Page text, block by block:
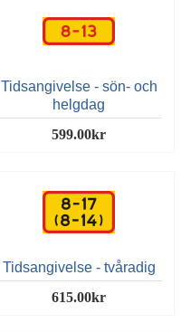
Tidsangivelse - sön- och
helgdag
599.00kr
Tidsangivelse - tvåradig
615.00kr